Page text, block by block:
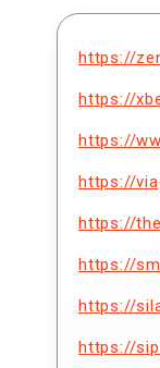
https://
https://
https://
https://
https://
https://
https://
https://